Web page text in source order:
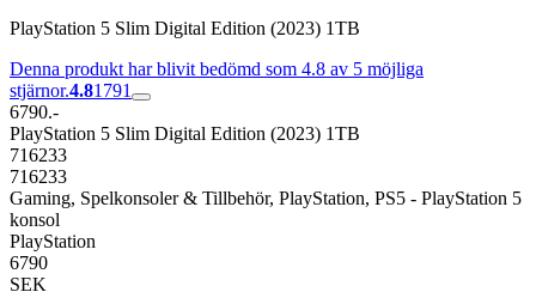
PlayStation 5 Slim Digital Edition (2023) 1TB
Denna produkt har blivit bedömd som 4.8 av 5 möjliga
stjärnor.4.81791
6790.-
PlayStation 5 Slim Digital Edition (2023) 1TB
716233
716233
Gaming, Spelkonsoler & Tillbehör, PlayStation, PS5 - PlayStation 5
konsol
PlayStation
6790
SEK